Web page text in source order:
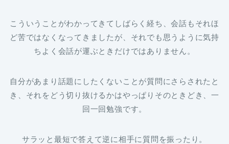
こういうことがわかってきてしばらく経ち、会話もそれほ
ど苦ではなくなってきましたが、それでも思うように気持
ちよく会話が運ぶときだけではありません。
自分があまり話題にしたくないことが質問にさらされたと
き、それをどう切り抜けるかはやっぱりそのときどき、一
回一回勉強です。
サラッと最短で答えて逆に相手に質問を振ったり。